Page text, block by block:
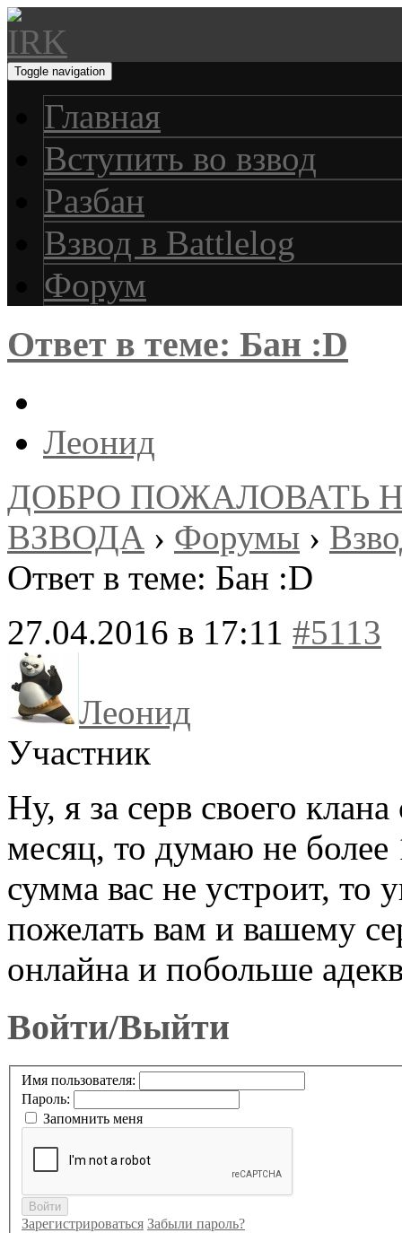
Toggle navigation
Главная
Вступить во взвод
Разбан
Взвод в Battlelog
Форум
Ответ в теме: Бан :D
Леонид
ДОБРО ПОЖАЛОВАТЬ
ВЗВОДА › Форумы ›
Ответ в теме: Бан :D
27.04.2016 в 17:11 #5113
Леонид
Участник
Ну, я за серв своего
месяц, то думаю не более
сумма вас не устроит, то
пожелать вам и вашему
онлайна и побольше
Войти/Выйти
Имя пользователя:
Пароль:
Запомнить меня
Войти
Зарегистрироваться Забыли пароль?